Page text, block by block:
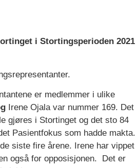
i Stortingsperioden 2021
er medlemmer i ulike
Irene Ojala var nummer 169. Det
gjøres i Stortinget og det sto 84
Pasientfokus som hadde makta.
siste fire årene. Irene har vippet
også for opposisjonen. Det er